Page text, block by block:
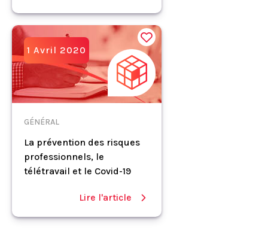
1 Avril 2020
GÉNÉRAL
La prévention des risques
professionnels, le
télétravail et le Covid-19
Lire l'article